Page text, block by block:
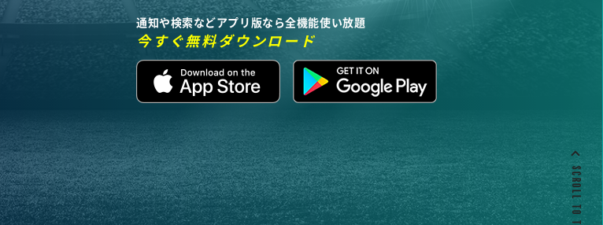
通知や検索などアプリ版なら全機能使い放題
今すぐ無料ダウンロード
SCROLL TO TOP